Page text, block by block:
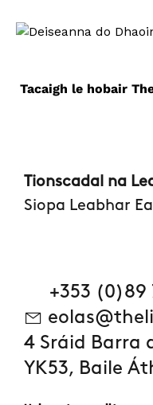
Tacaigh le hobair
Tionscadal na
Siopa Leabhar
+353 (0)89
4 Sráid Barra
YK53, Baile